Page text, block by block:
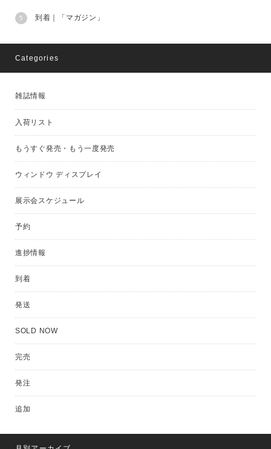
到着｜「マガジン」
Categories
雑誌情報
入荷リスト
もうすぐ発売・もう一度発売
ウィンドウ ディスプレイ
展示会スケジュール
予約
進捗情報
到着
発送
SOLD NOW
完売
発注
追加